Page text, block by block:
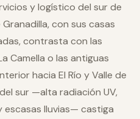
y logístico del sur de
con sus casas
contrasta con las
Camella o las antiguas
hacia El Río y Valle de
sur —alta radiación UV,
escasas lluvias— castiga